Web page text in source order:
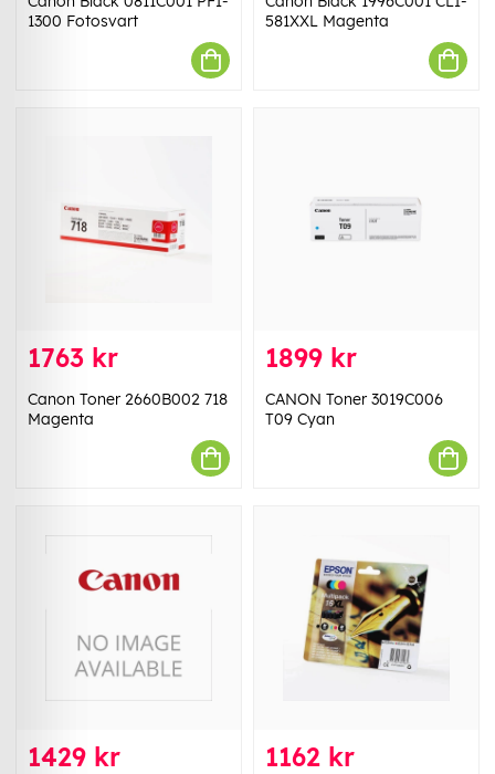
1300 Fotosvart
581XXL Magenta
1763 kr
Canon Toner 2660B002 718
Magenta
1899 kr
CANON Toner 3019C006
T09 Cyan
1429 kr 1162 kr